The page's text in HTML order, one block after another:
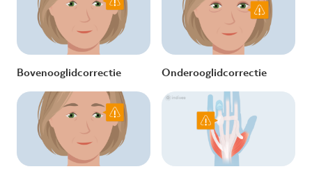
Bovenooglidcorrectie Onderooglidcorrectie